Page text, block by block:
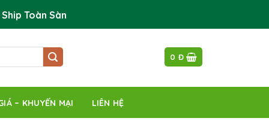
Toàn Sàn
0 Đ
– KHUYẾN MẠI LIÊN HỆ